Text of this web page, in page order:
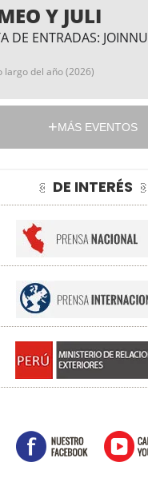
Y JULI
DE ENTRADAS:
largo del año (2026)
MÁS EVENTOS
DE INTERÉS